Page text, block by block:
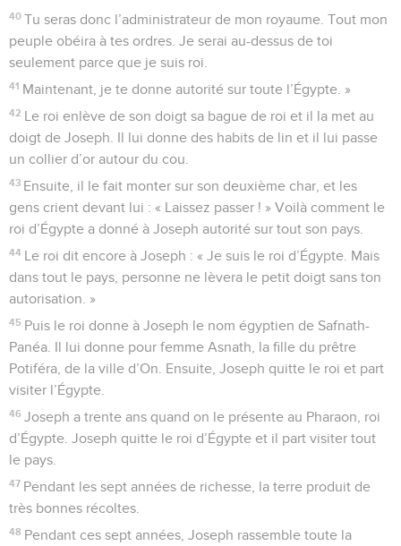
40 Tu seras donc l’administrateur de mon royaume. Tout mon
peuple obéira à tes ordres. Je serai au-dessus de toi
seulement parce que je suis roi.
41 Maintenant, je te donne autorité sur toute l’Égypte. »
42 Le roi enlève de son doigt sa bague de roi et il la met au
doigt de Joseph. Il lui donne des habits de lin et il lui passe
un collier d’or autour du cou.
43 Ensuite, il le fait monter sur son deuxième char, et les
gens crient devant lui : « Laissez passer ! » Voilà comment le
roi d’Égypte a donné à Joseph autorité sur tout son pays.
44 Le roi dit encore à Joseph : « Je suis le roi d’Égypte. Mais
dans tout le pays, personne ne lèvera le petit doigt sans ton
autorisation. »
45 Puis le roi donne à Joseph le nom égyptien de Safnath-
Panéa. Il lui donne pour femme Asnath, la fille du prêtre
Potiféra, de la ville d’On. Ensuite, Joseph quitte le roi et part
visiter l’Égypte.
46 Joseph a trente ans quand on le présente au Pharaon, roi
d’Égypte. Joseph quitte le roi d’Égypte et il part visiter tout
le pays.
47 Pendant les sept années de richesse, la terre produit de
très bonnes récoltes.
48 Pendant ces sept années, Joseph rassemble toute la